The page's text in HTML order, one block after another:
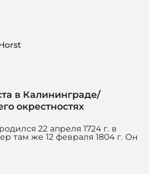
в Калининграде/
окрестностях
22 апреля 1724 г. в
там же 12 февраля 1804 г. Он